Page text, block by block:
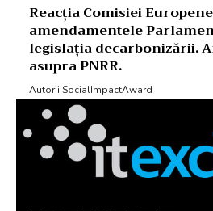
Reacția Comisiei
amendamentele
legislația decarbonizării.
asupra PNRR.
Autorii SocialImpactAward